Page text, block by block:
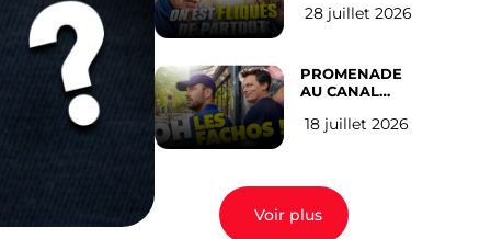
SUR LES
l’avis des
Français
28 juillet 2026
PROMENADE
AU CANAL
(les gauchistes
18 juillet 2026
Voir plus